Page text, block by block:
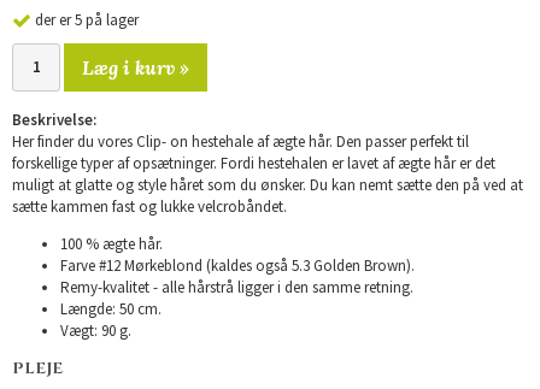
der er 5 på lager
Læg i kurv »
Beskrivelse:
Her finder du vores Clip- on hestehale af ægte hår. Den passer perfekt til
forskellige typer af opsætninger. Fordi hestehalen er lavet af ægte hår er det
muligt at glatte og style håret som du ønsker. Du kan nemt sætte den på ved at
sætte kammen fast og lukke velcrobåndet.
100 % ægte hår.
Farve #12 Mørkeblond (kaldes også 5.3 Golden Brown).
Remy-kvalitet - alle hårstrå ligger i den samme retning.
Længde: 50 cm.
Vægt: 90 g.
PLEJE